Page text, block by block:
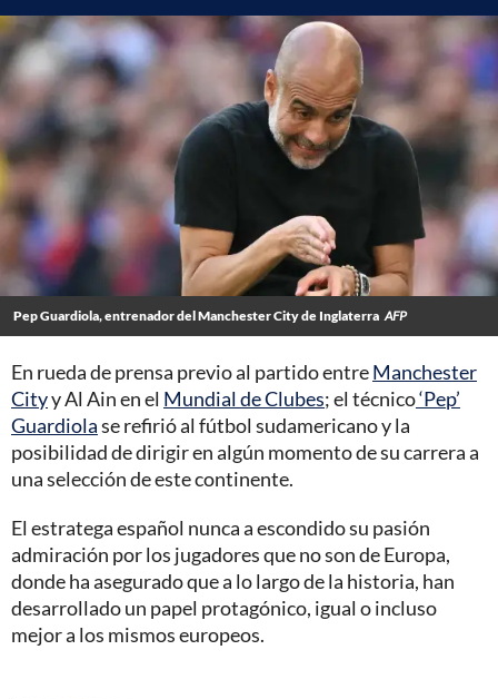
Pep Guardiola, entrenador del Manchester City de Inglaterra AFP
En rueda de prensa previo al partido entreManchester
Cityy Al Ain en el Mundial de Clubes; el técnico‘Pep’
Guardiolase refirió al fútbol sudamericano y la
posibilidad de dirigir en algún momento de su carrera a
una selección de este continente.
El estratega español nunca a escondido su pasión
admiración por los jugadores que no son de Europa,
donde ha asegurado que a lo largo de la historia, han
desarrollado un papel protagónico, igual o incluso
mejor a los mismos europeos.